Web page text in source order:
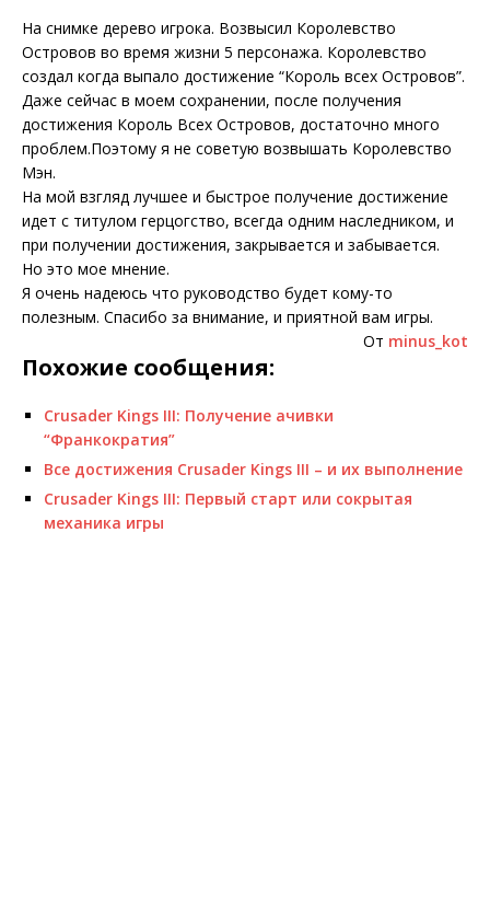
На снимке дерево игрока. Возвысил Королевство
Островов во время жизни 5 персонажа. Королевство
создал когда выпало достижение “Король всех Островов”.
Даже сейчас в моем сохранении, после получения
достижения Король Всех Островов, достаточно много
проблем.Поэтому я не советую возвышать Королевство
Мэн.
На мой взгляд лучшее и быстрое получение достижение
идет с титулом герцогство, всегда одним наследником, и
при получении достижения, закрывается и забывается.
Но это мое мнение.
Я очень надеюсь что руководство будет кому-то
полезным. Спасибо за внимание, и приятной вам игры.
От minus_kot
Похожие сообщения:
Crusader Kings III: Получение ачивки
“Франкократия”
Все достижения Crusader Kings III – и их выполнение
Crusader Kings III: Первый старт или сокрытая
механика игры